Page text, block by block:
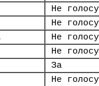
Не
Не
Не
Не
За
Не